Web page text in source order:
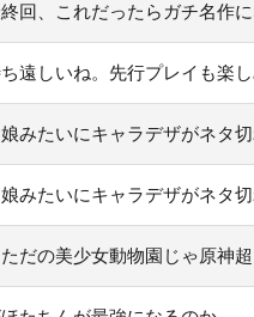
終回、これだったらガチ名作
遠しいね。先行プレイも楽し
娘みたいにキャラデザがネタ
娘みたいにキャラデザがネタ
ただの美少女動物園じゃ原神